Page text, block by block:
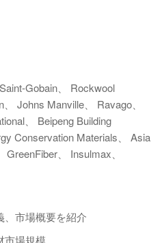
Gobain、 Rockwool
Johns Manville、 Ravago、
、 Beipeng Building
Conservation Materials、 Asia
、 Insulmax、
、市場概要を紹介
市場規模